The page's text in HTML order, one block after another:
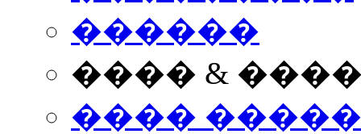
������
���� &
����